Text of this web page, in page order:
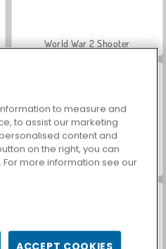
World War 2 Shooter
Royal Story
to measure and
to assist our marketing
content and
on the right, you can
more information see our